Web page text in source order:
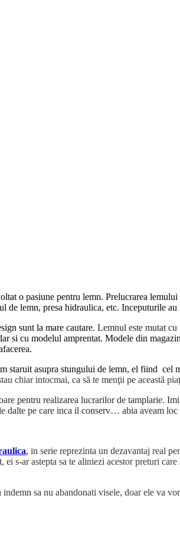
o pasiune pentru lemn. Prelucrarea
de lemn, presa hidraulica, etc. Inceputurile
sunt la mare cautare. Lemnul este mutat cu
si cu modelul amprentat. Modele din
staruit asupra stungului de lemn, el fiind cel
chiar intocmai, ca să te menţii pe această
pentru realizarea lucrarilor de tamplarie.
dalte pe care inca il conserv… abia aveam
, in serie reprezinta un dezavantaj real
s-ar astepta sa te aliniezi acestor preturi
sa nu abandonati visele, doar ele va